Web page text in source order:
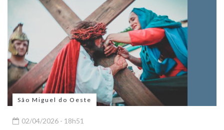
São Miguel do Oeste
02/04/2026 - 18h51